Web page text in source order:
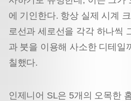
에 기인한다. 항상 실제 시계
로선과 세로선을 각각 하나씩
과 붓을 이용해 사소한 디테일
칠했다.
인제니어 SL은 5개의 오목한